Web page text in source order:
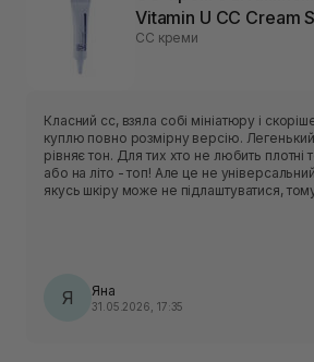
Vitamin U CC Cream
CC креми
Класний cc, взяла собі мініатюру і
куплю повно розмірну версію. Легенький
рівняє тон. Для тих хто не любить плотні
або на літо - топ! Але це не
якусь шкіру може не підлаштуватися,
Я Яна
31.05.2026, 17:35